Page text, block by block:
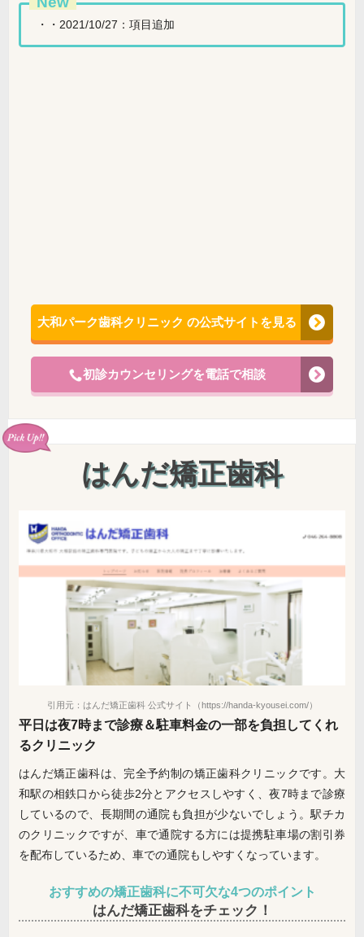
・・2021/10/27：項目追加
大和パーク歯科クリニック の公式サイトを見る
初診カウンセリングを電話で相談
はんだ矯正歯科
引用元：はんだ矯正歯科 公式サイト（https://handa-kyousei.com/）
平日は夜7時まで診療＆駐車料金の一部を負担してくれ
るクリニック
はんだ矯正歯科は、完全予約制の矯正歯科クリニックです。大
和駅の相鉄口から徒歩2分とアクセスしやすく、夜7時まで診療
しているので、長期間の通院も負担が少ないでしょう。駅チカ
のクリニックですが、車で通院する方には提携駐車場の割引券
を配布しているため、車での通院もしやすくなっています。
おすすめの矯正歯科に不可欠な4つのポイント
はんだ矯正歯科をチェック！